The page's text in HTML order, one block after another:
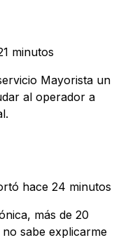
minutos
Mayorista un
al operador a
hace 24 minutos
más de 20
sabe explicarme